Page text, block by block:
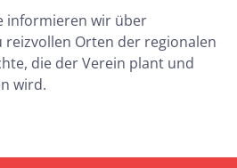
informieren wir über
reizvollen Orten der regionalen
die der Verein plant und
wird.